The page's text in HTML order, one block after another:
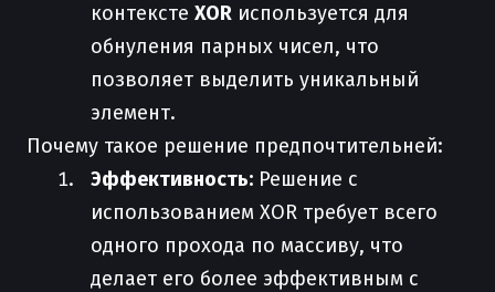
контексте XOR используется для
обнуления парных чисел, что
позволяет выделить уникальный
элемент.
Почему такое решение предпочтительней:
Эффективность: Решение с
использованием XOR требует всего
одного прохода по массиву, что
делает его более эффективным с